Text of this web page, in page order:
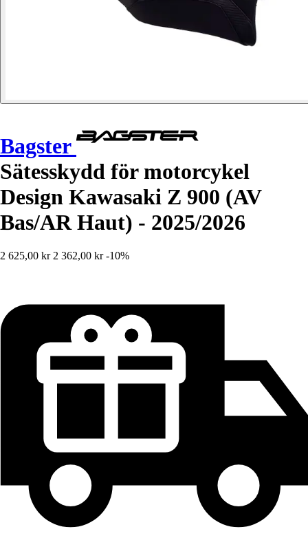
Bagster
Sätesskydd för motorcykel
Design Kawasaki Z 900 (AV
Bas/AR Haut) - 2025/2026
2 625,00 kr 2 362,00 kr -10%